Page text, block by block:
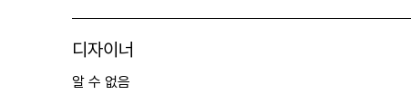
디자이너
알 수 없음